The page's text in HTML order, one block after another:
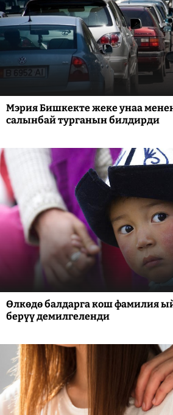
Мэрия Бишкекте жеке унаа
салынбай турганын билдирди
Өлкөдө балдарга кош фамилия
берүү демилгеленди